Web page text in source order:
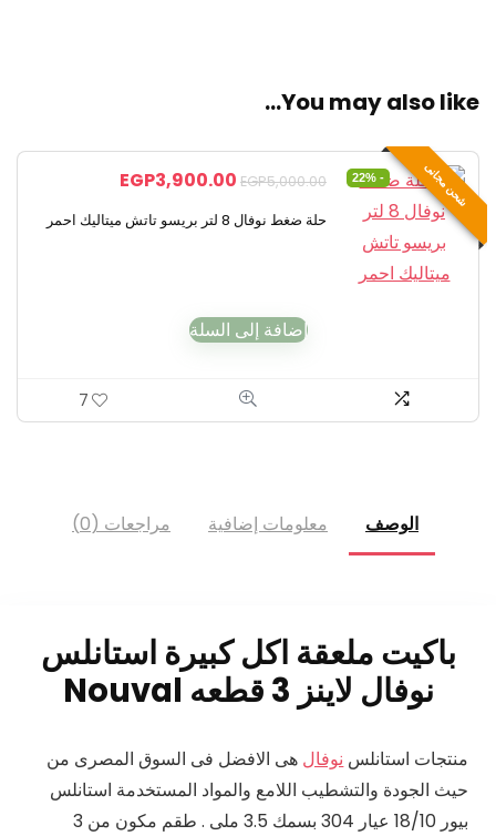
You may also like…
شحن مجانى - 22%
EGP5,000.00
EGP3,900.00
حلة ضغط نوفال 8 لتر بريسو تاتش ميتاليك احمر
إضافة إلى السلة
7
الوصف معلومات إضافية مراجعات (0)
باكيت ملعقة اكل كبيرة استانلس
نوفال لاينز 3 قطعه Nouval
منتجات استانلس نوفال هى الافضل فى السوق المصرى من
حيث الجودة والتشطيب اللامع والمواد المستخدمة استانلس
بيور 18/10 عيار 304 بسمك 3.5 ملى . طقم مكون من 3